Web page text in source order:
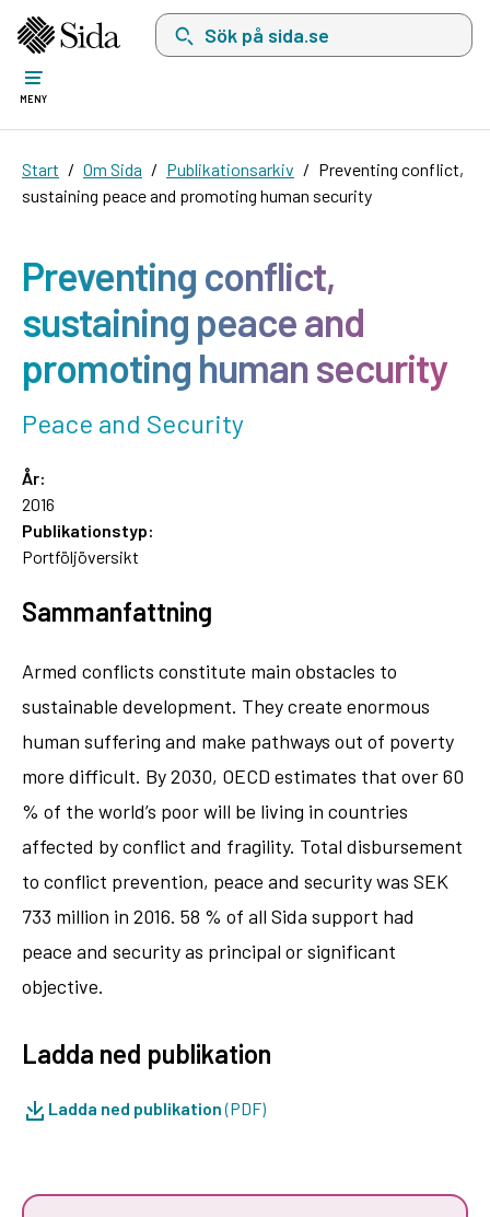
Sök på sida.se, sökförslag kommer att visas
MENY
Start Om Sida Publikationsarkiv
Preventing conflict,
sustaining peace and promoting human security
Preventing conflict,
sustaining peace and
promoting human security
Peace and Security
År:
2016
Publikationstyp:
Portföljöversikt
Sammanfattning
Armed conflicts constitute main obstacles to
sustainable development. They create enormous
human suffering and make pathways out of poverty
more difficult. By 2030, OECD estimates that over 60
% of the world’s poor will be living in countries
affected by conflict and fragility. Total disbursement
to conflict prevention, peace and security was SEK
733 million in 2016. 58 % of all Sida support had
peace and security as principal or significant
objective.
Ladda ned publikation
Ladda ned publikation(PDF)